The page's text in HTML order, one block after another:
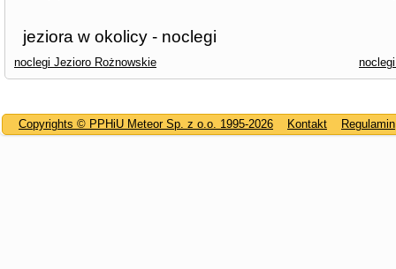
jeziora w okolicy - noclegi
noclegi Jezioro Rożnowskie
Copyrights © PPHiU Meteor Sp. z o.o. 1995-2026 Kontakt Regulamin